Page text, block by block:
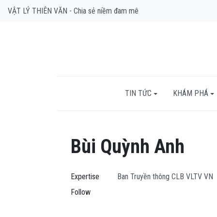
VẬT LÝ THIÊN VĂN - Chia sẻ niềm đam mê
TIN TỨC KHÁM PHÁ
Bùi Quỳnh Anh
Expertise
Ban Truyền thông CLB VLTV VN
Follow